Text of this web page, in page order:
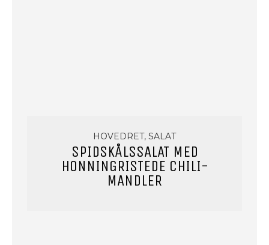
HOVEDRET, SALAT
SPIDSKÅLSSALAT MED
HONNINGRISTEDE CHILI-
MANDLER